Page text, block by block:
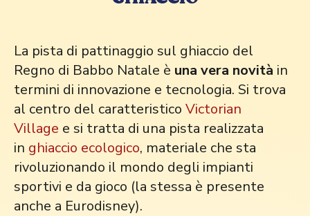
La pista di pattinaggio sul ghiaccio del
Regno di Babbo Natale è una vera novità in
termini di innovazione e tecnologia. Si trova
al centro del caratteristico Victorian
Village e si tratta di una pista realizzata
in ghiaccio ecologico, materiale che sta
rivoluzionando il mondo degli impianti
sportivi e da gioco (la stessa è presente
anche a Eurodisney).